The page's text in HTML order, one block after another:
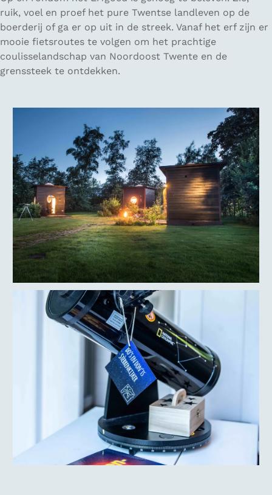
ruik, voel en proef het pure Twentse landleven op de
boerderij of ga er op uit in de streek. Vanaf het erf zijn er
mooie fietsroutes te volgen om het prachtige
coulisselandschap van Noordoost Twente en de
grenssteek te ontdekken.